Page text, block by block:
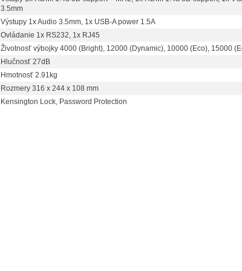
3.5mm
Výstupy 1x Audio 3.5mm, 1x USB-A power 1.5A
Ovládanie 1x RS232, 1x RJ45
Životnosť výbojky 4000 (Bright), 12000 (Dynamic), 10000 (Eco), 15000
Hlučnosť 27dB
Hmotnosť 2.91kg
Rozmery 316 x 244 x 108 mm
Kensington Lock, Password Protection